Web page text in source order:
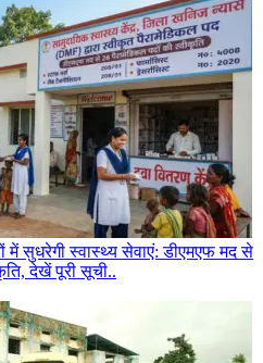
सुधरेगी स्वास्थ्य सेवाएं: डीएमएफ मद से
देखें पूरी सूची..